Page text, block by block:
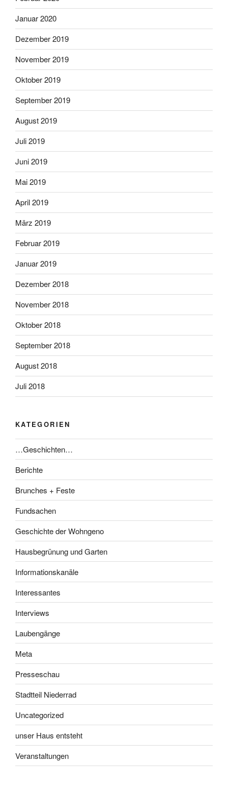
Januar 2020
Dezember 2019
November 2019
Oktober 2019
September 2019
August 2019
Juli 2019
Juni 2019
Mai 2019
April 2019
März 2019
Februar 2019
Januar 2019
Dezember 2018
November 2018
Oktober 2018
September 2018
August 2018
Juli 2018
KATEGORIEN
…Geschichten…
Berichte
Brunches + Feste
Fundsachen
Geschichte der Wohngeno
Hausbegrünung und Garten
Informationskanäle
Interessantes
Interviews
Laubengänge
Meta
Presseschau
Stadtteil Niederrad
Uncategorized
unser Haus entsteht
Veranstaltungen